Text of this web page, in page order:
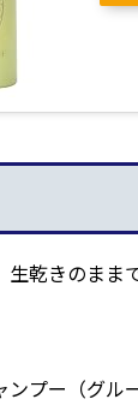
生乾きのまま
プー（グル